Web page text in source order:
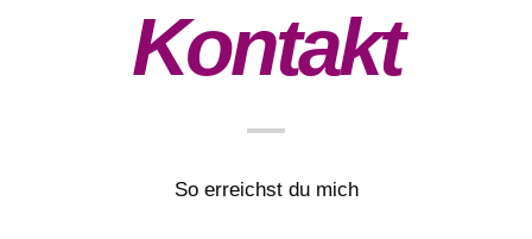
Kontakt
So erreichst du mich